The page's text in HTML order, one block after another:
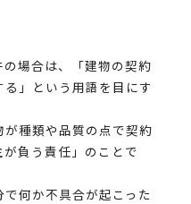
場合は、「建物の契約
」という用語を目にす
種類や品質の点で契約
負う責任」のことで
何か不具合が起こった